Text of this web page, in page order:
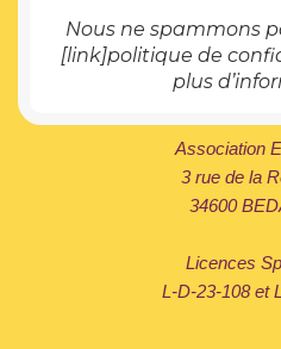
Nous ne spammons
[link]politique de
plus
Association
3 rue de la
34600
Licences
L-D-23-108 et